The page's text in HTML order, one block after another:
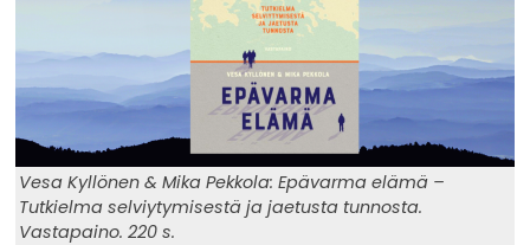
Vesa Kyllönen & Mika Pekkola: Epävarma elämä –
Tutkielma selviytymisestä ja jaetusta tunnosta.
Vastapaino. 220 s.